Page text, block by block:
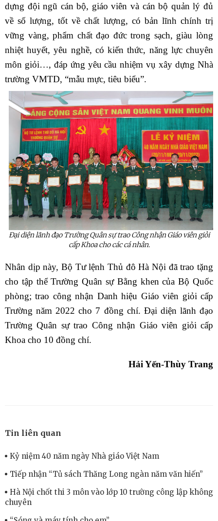
dựng đội ngũ cán bộ, giáo viên và cán bộ quản lý đủ
về số lượng, tốt về chất lượng, có bản lĩnh chính trị
vững vàng, phẩm chất đạo đức trong sạch, giàu lòng
nhiệt huyết, yêu nghề, có kiến thức, năng lực chuyên
môn giỏi…, đáp ứng yêu cầu nhiệm vụ xây dựng Nhà
trường VMTD, “mẫu mực, tiêu biểu”.
Đại diện lãnh đạo Trường Quân sự trao Công nhận Giáo viên giỏi
cấp Khoa cho các cá nhân.
Nhân dịp này, Bộ Tư lệnh Thủ đô Hà Nội đã trao tặng
cho tập thể Trường Quân sự Bằng khen của Bộ Quốc
phòng; trao công nhận Danh hiệu Giáo viên giỏi cấp
Trường năm 2022 cho 7 đồng chí. Đại diện lãnh đạo
Trường Quân sự trao Công nhận Giáo viên giỏi cấp
Khoa cho 10 đồng chí.
Hải Yến-Thùy Trang
Tin liên quan
Kỷ niệm 40 năm ngày Nhà giáo Việt Nam
Tiếp nhận “Tủ sách Thăng Long ngàn năm văn hiến”
Hà Nội chốt thi 3 môn vào lớp 10 trường công lập không
chuyên